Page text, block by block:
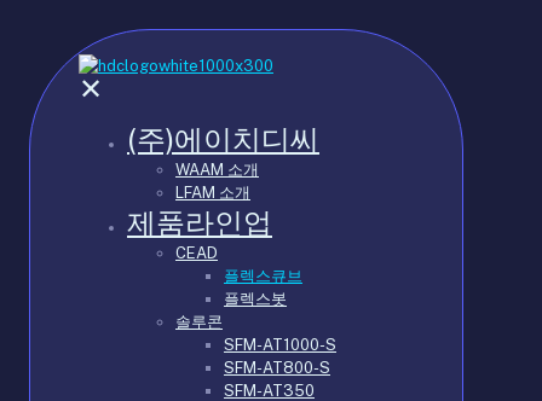
✕
(주)에이치디씨
WAAM 소개
LFAM 소개
제품라인업
CEAD
플렉스큐브
플렉스봇
솔루콘
SFM-AT1000-S
SFM-AT800-S
SFM-AT350